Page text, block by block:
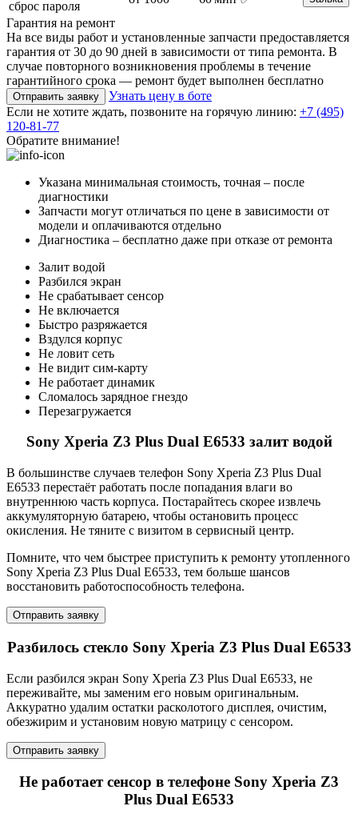
сброс пароля
Гарантия на ремонт
На все виды работ и установленные запчасти предоставляется
гарантия от 30 до 90 дней в зависимости от типа ремонта. В
случае повторного возникновения проблемы в течение
гарантийного срока — ремонт будет выполнен бесплатно
Отправить заявку
Узнать цену в боте
Если не хотите ждать, позвоните на горячую линию: +7 (495)
120-81-77
Обратите внимание!
Указана минимальная стоимость, точная – после
диагностики
Запчасти могут отличаться по цене в зависимости от
модели и оплачиваются отдельно
Диагностика – бесплатно даже при отказе от ремонта
Залит водой
Разбился экран
Не срабатывает сенсор
Не включается
Быстро разряжается
Вздулся корпус
Не ловит сеть
Не видит сим-карту
Не работает динамик
Сломалось зарядное гнездо
Перезагружается
Sony Xperia Z3 Plus Dual E6533 залит водой
В большинстве случаев телефон Sony Xperia Z3 Plus Dual
E6533 перестаёт работать после попадания влаги во
внутреннюю часть корпуса. Постарайтесь скорее извлечь
аккумуляторную батарею, чтобы остановить процесс
окисления. Не тяните с визитом в сервисный центр.
Помните, что чем быстрее приступить к ремонту утопленного
Sony Xperia Z3 Plus Dual E6533, тем больше шансов
восстановить работоспособность телефона.
Отправить заявку
Разбилось стекло Sony Xperia Z3 Plus Dual E6533
Если разбился экран Sony Xperia Z3 Plus Dual E6533, не
переживайте, мы заменим его новым оригинальным.
Аккуратно удалим остатки расколотого дисплея, очистим,
обезжирим и установим новую матрицу с сенсором.
Отправить заявку
Не работает сенсор в телефоне Sony Xperia Z3
Plus Dual E6533